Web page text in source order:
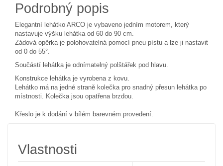
Podrobný popis
Elegantní lehátko ARCO je vybaveno jedním motorem, který
nastavuje výšku lehátka od 60 do 90 cm.
Zádová opěrka je polohovatelná pomocí pneu pístu a lze ji nastavit
od 0 do 55°.
Součástí lehátka je odnímatelný polštářek pod hlavu.
Konstrukce lehátka je vyrobena z kovu.
Lehátko má na jedné straně kolečka pro snadný přesun lehátka po
místnosti. Kolečka jsou opatřena brzdou.
Křeslo je k dodání v bílém barevném provedení.
Vlastnosti